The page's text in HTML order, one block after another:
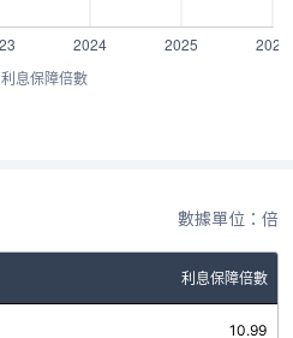
利息保障倍數
數據單位：倍
利息保障倍數
10.99